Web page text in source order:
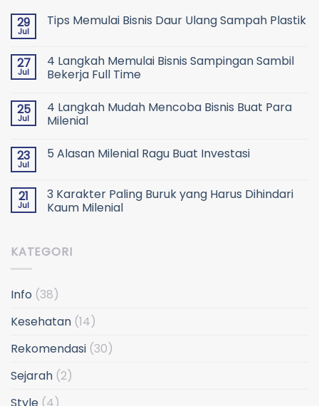
29
Jul
Tips Memulai Bisnis Daur Ulang Sampah Plastik
27
Jul
4 Langkah Memulai Bisnis Sampingan Sambil
Bekerja Full Time
25
Jul
4 Langkah Mudah Mencoba Bisnis Buat Para
Milenial
23
Jul
5 Alasan Milenial Ragu Buat Investasi
21
Jul
3 Karakter Paling Buruk yang Harus Dihindari
Kaum Milenial
KATEGORI
Info (38)
Kesehatan (14)
Rekomendasi (30)
Sejarah (2)